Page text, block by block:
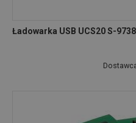
Ładowarka USB UCS20 S-